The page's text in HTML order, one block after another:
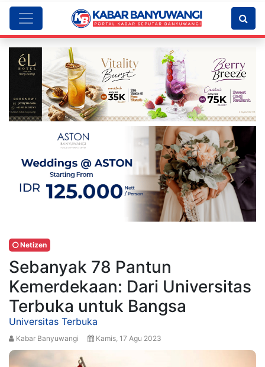
Netizen
Sebanyak 78 Pantun
Kemerdekaan: Dari Universitas
Terbuka untuk Bangsa
Universitas Terbuka
Kabar Banyuwangi Kamis, 17 Agu 2023